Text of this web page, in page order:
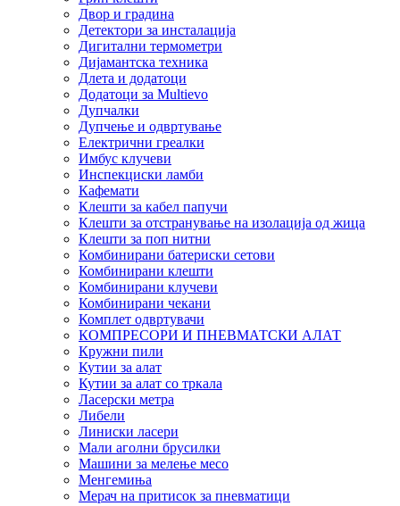
Двор и градина
Детектори за инсталација
Дигитални термометри
Дијамантска техника
Длета и додатоци
Додатоци за Multievo
Дупчалки
Дупчење и одвртување
Електрични греалки
Имбус клучеви
Инспекциски ламби
Кафемати
Клешти за кабел папучи
Клешти за отстранување на изолација од жица
Клешти за поп нитни
Комбинирани батериски сетови
Комбинирани клешти
Комбинирани клучеви
Комбинирани чекани
Комплет одвртувачи
КОМПРЕСОРИ И ПНЕВМАТСКИ АЛАТ
Кружни пили
Кутии за алат
Кутии за алат со тркала
Ласерски метра
Либели
Линиски ласери
Мали аголни брусилки
Машини за мелење месо
Менгемиња
Мерач на притисок за пневматици